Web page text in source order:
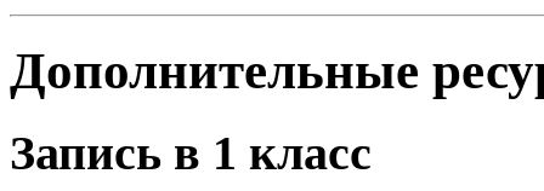
Регистрация заявлений в